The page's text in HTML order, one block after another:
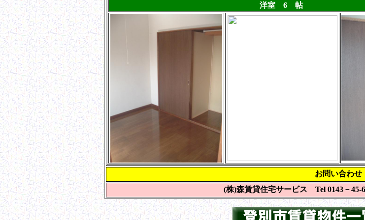
洋室 6 帖
お問い合わせ
(株)森賃貸住宅サービス Tel 0143－45-